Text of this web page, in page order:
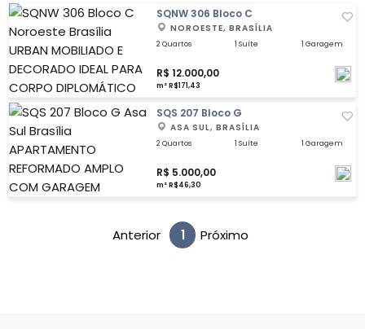
SQNW 306 Bloco C
NOROESTE, BRASÍLIA
2 Quartos 1 Suíte 1 Garagem
R$ 12.000,00
m² R$171,43
SQS 207 Bloco G
ASA SUL, BRASÍLIA
2 Quartos 1 Suíte 1 Garagem
R$ 5.000,00
m² R$46,30
Anterior 1 Próximo